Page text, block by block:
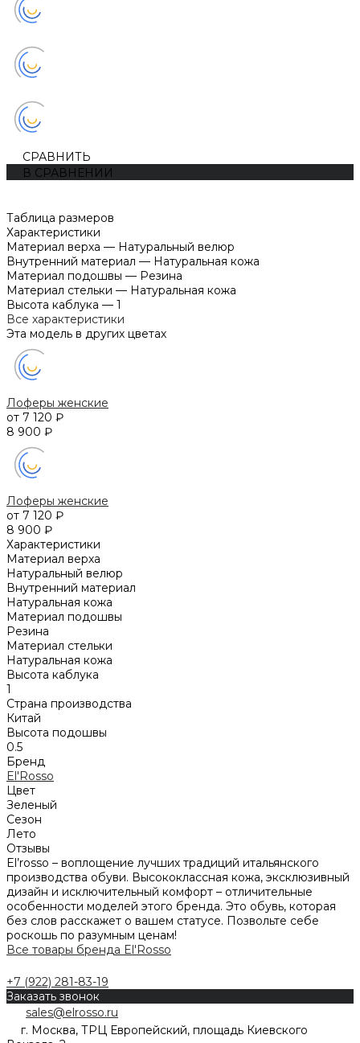
СРАВНИТЬ
В СРАВНЕНИИ
Таблица размеров
Характеристики
Материал верха — Натуральный велюр
Внутренний материал — Натуральная кожа
Материал подошвы — Резина
Материал стельки — Натуральная кожа
Высота каблука — 1
Все характеристики
Эта модель в других цветах
Лоферы женские
от 7 120 ₽
8 900 ₽
Лоферы женские
от 7 120 ₽
8 900 ₽
Характеристики
Материал верха
Натуральный велюр
Внутренний материал
Натуральная кожа
Материал подошвы
Резина
Материал стельки
Натуральная кожа
Высота каблука
1
Страна производства
Китай
Высота подошвы
0.5
Бренд
El'Rosso
Цвет
Зеленый
Сезон
Лето
Отзывы
El’rosso – воплощение лучших традиций итальянского
производства обуви. Высококлассная кожа, эксклюзивный
дизайн и исключительный комфорт – отличительные
особенности моделей этого бренда. Это обувь, которая
без слов расскажет о вашем статусе. Позвольте себе
роскошь по разумным ценам!
Все товары бренда El'Rosso
+7 (922) 281-83-19
Заказать звонок
sales@elrosso.ru
г. Москва, ТРЦ Европейский, площадь Киевского